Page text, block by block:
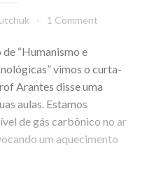
1 Comment
“Humanismo e
vimos o curta-
Arantes disse uma
aulas. Estamos
de gás carbônico no ar
um aquecimento